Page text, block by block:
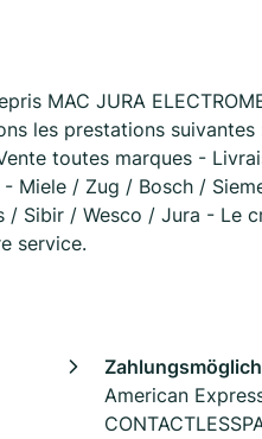
MAC JURA
les prestations
toutes marques -
Miele / Zug / Bosch /
Sibir / Wesco / Jura - Le
service.
American